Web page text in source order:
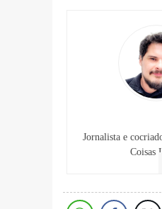
Jornalista e
Coisas